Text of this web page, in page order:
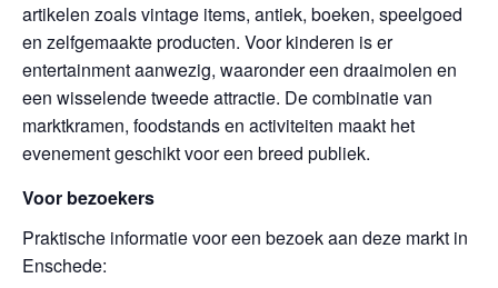
artikelen zoals vintage items, antiek, boeken, speelgoed
en zelfgemaakte producten. Voor kinderen is er
entertainment aanwezig, waaronder een draaimolen en
een wisselende tweede attractie. De combinatie van
marktkramen, foodstands en activiteiten maakt het
evenement geschikt voor een breed publiek.
Voor bezoekers
Praktische informatie voor een bezoek aan deze markt in
Enschede: